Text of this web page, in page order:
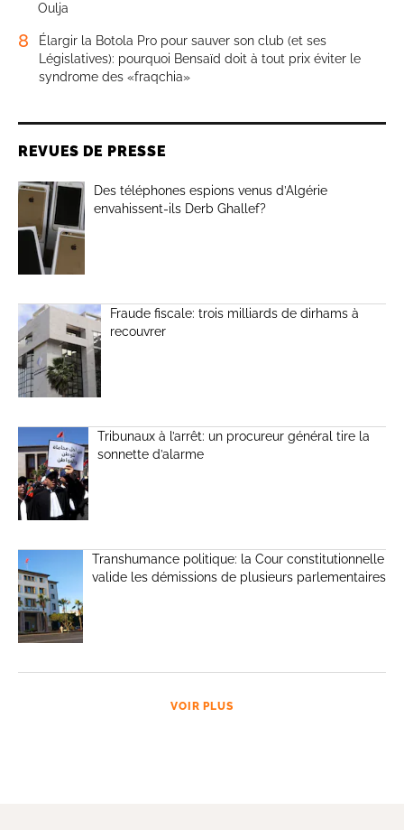
Oulja
8
Élargir la Botola Pro pour sauver son club (et ses
Législatives): pourquoi Bensaïd doit à tout prix éviter le
syndrome des «fraqchia»
REVUES DE PRESSE
Des téléphones espions venus d’Algérie
envahissent-ils Derb Ghallef?
Fraude fiscale: trois milliards de dirhams à
recouvrer
Tribunaux à l’arrêt: un procureur général tire la
sonnette d’alarme
Transhumance politique: la Cour constitutionnelle
valide les démissions de plusieurs parlementaires
VOIR PLUS